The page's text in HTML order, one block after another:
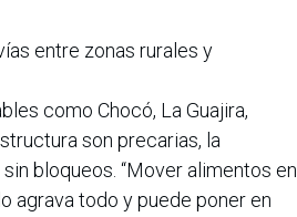
entre zonas rurales y
como Chocó, La Guajira,
son precarias, la
bloqueos. “Mover alimentos en
agrava todo y puede poner en